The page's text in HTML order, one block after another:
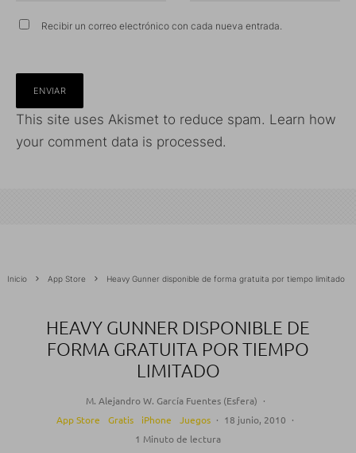
Recibir un correo electrónico con cada nueva entrada.
This site uses Akismet to reduce spam. Learn how
your comment data is processed.
Inicio App Store Heavy Gunner disponible de forma gratuita por tiempo limitado
HEAVY GUNNER DISPONIBLE DE
FORMA GRATUITA POR TIEMPO
LIMITADO
M. Alejandro W. García Fuentes (Esfera) ·
App Store
Gratis iPhone Juegos · 18 junio, 2010 ·
1 Minuto de lectura